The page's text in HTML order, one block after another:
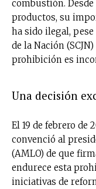
combustión.
productos, su
ha sido ilegal, pese
de la Nación
prohibición es
Una decisión
El 19 de febrero de
convenció al
(AMLO) de que
endurece esta
iniciativas de